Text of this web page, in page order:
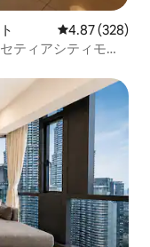
レビュー328
4.87 (328)
ティアシティモー